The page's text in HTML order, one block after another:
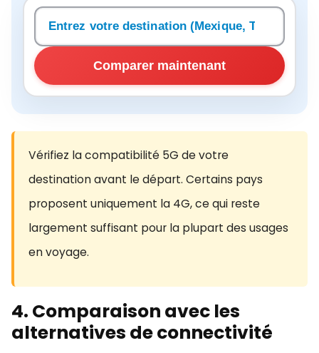
Rechercher une destination
Comparer maintenant
Vérifiez la compatibilité 5G de votre
destination avant le départ. Certains pays
proposent uniquement la 4G, ce qui reste
largement suffisant pour la plupart des usages
en voyage.
4. Comparaison avec les
alternatives de connectivité